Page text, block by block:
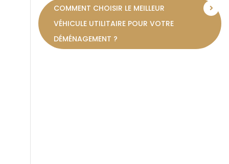
COMMENT CHOISIR LE MEILLEUR
VÉHICULE UTILITAIRE POUR VOTRE
DÉMÉNAGEMENT ?